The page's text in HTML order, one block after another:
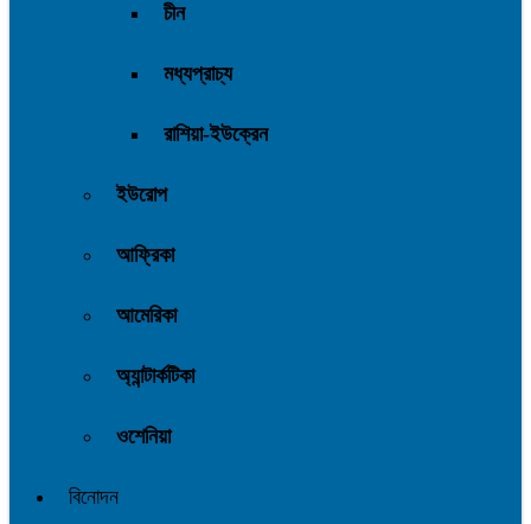
চীন
মধ্যপ্রাচ্য
রাশিয়া-ইউক্রেন
ইউরোপ
আফ্রিকা
আমেরিকা
অ্যান্টার্কটিকা
ওশেনিয়া
বিনোদন